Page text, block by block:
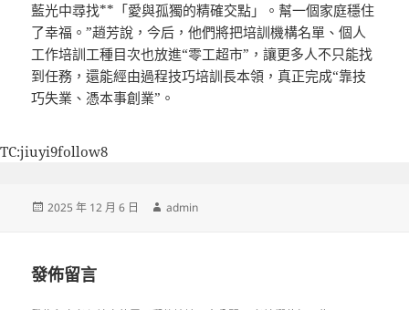
藍光中尋找**「愛與孤獨的精確交點」。幫一個家庭穩住
了幸福。”趙芳說，今后，他們將把培訓機構名單、個人
工作培訓工種目次也放進“零工超市”，讓更多人不只能找
到任務，還能經由過程技巧培訓長本領，真正完成“靠技
巧失業、憑本事創業”。
TC:jiuyi9follow8
發
2025 年 12 月 6 日
作
admin
發佈留言